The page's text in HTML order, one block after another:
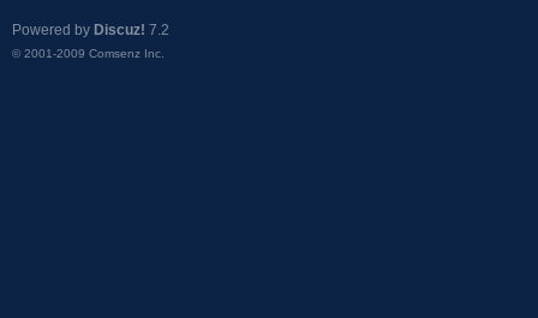
Powered by Discuz! 7.2
© 2001-2009 Comsenz Inc.